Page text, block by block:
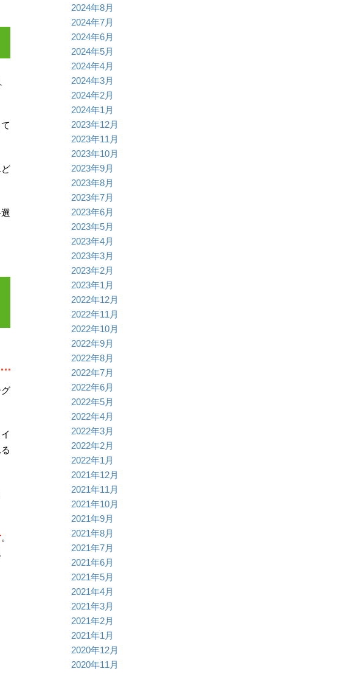
。
2024年8月
2024年7月
2024年6月
2024年5月
2024年4月
2024年3月
2024年2月
2024年1月
2023年12月
2023年11月
2023年10月
2023年9月
2023年8月
2023年7月
2023年6月
2023年5月
2023年4月
2023年3月
2023年2月
2023年1月
2022年12月
2022年11月
2022年10月
2022年9月
2022年8月
2022年7月
2022年6月
2022年5月
2022年4月
2022年3月
2022年2月
2022年1月
2021年12月
2021年11月
2021年10月
2021年9月
2021年8月
2021年7月
2021年6月
2021年5月
2021年4月
2021年3月
2021年2月
2021年1月
2020年12月
2020年11月